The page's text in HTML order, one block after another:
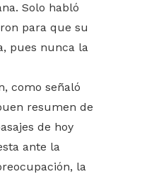
Solo habló
para que su
pues nunca la
como señaló
resumen de
de hoy
ante la
la